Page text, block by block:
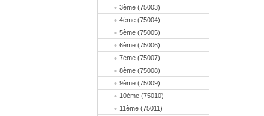
3ème (75003)
4ème (75004)
5ème (75005)
6ème (75006)
7ème (75007)
8ème (75008)
9ème (75009)
10ème (75010)
11ème (75011)